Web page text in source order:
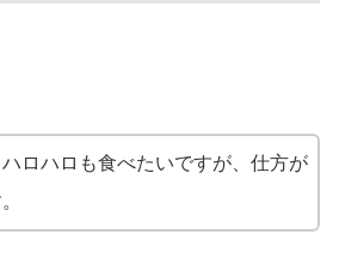
ロハロも食べたいですが、仕方が